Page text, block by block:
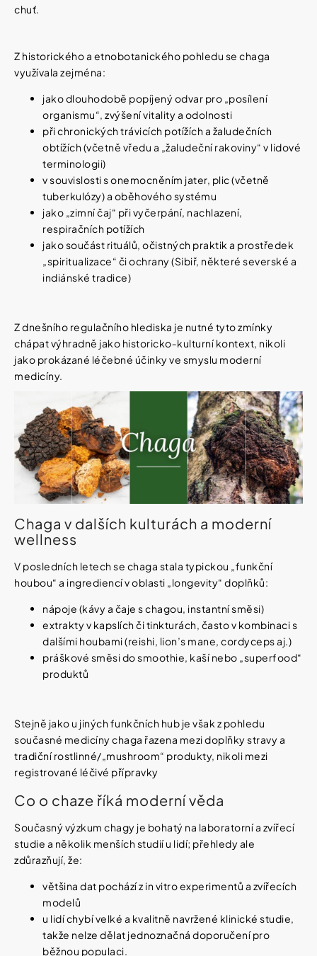
chuť.
Z historického a etnobotanického pohledu se chaga
využívala zejména:
jako dlouhodobě popíjený odvar pro „posílení
organismu“, zvýšení vitality a odolnosti
při chronických trávicích potížích a žaludečních
obtížích (včetně vředu a „žaludeční rakoviny“ v lidové
terminologii)
v souvislosti s onemocněním jater, plic (včetně
tuberkulózy) a oběhového systému
jako „zimní čaj“ při vyčerpání, nachlazení,
respiračních potížích
jako součást rituálů, očistných praktik a prostředek
„spiritualizace“ či ochrany (Sibiř, některé severské a
indiánské tradice)
Z dnešního regulačního hlediska je nutné tyto zmínky
chápat výhradně jako historicko‑kulturní kontext, nikoli
jako prokázané léčebné účinky ve smyslu moderní
medicíny.
Chaga v dalších kulturách a moderní
wellness
V posledních letech se chaga stala typickou „funkční
houbou“ a ingrediencí v oblasti „longevity“ doplňků:
nápoje (kávy a čaje s chagou, instantní směsi)
extrakty v kapslích či tinkturách, často v kombinaci s
dalšími houbami (reishi, lion’s mane, cordyceps aj.)
práškové směsi do smoothie, kaší nebo „superfood“
produktů
Stejně jako u jiných funkčních hub je však z pohledu
současné medicíny chaga řazena mezi doplňky stravy a
tradiční rostlinné/„mushroom“ produkty, nikoli mezi
registrované léčivé přípravky
Co o chaze říká moderní věda
Současný výzkum chagy je bohatý na laboratorní a zvířecí
studie a několik menších studií u lidí; přehledy ale
zdůrazňují, že:
většina dat pochází z in vitro experimentů a zvířecích
modelů
u lidí chybí velké a kvalitně navržené klinické studie,
takže nelze dělat jednoznačná doporučení pro
běžnou populaci.